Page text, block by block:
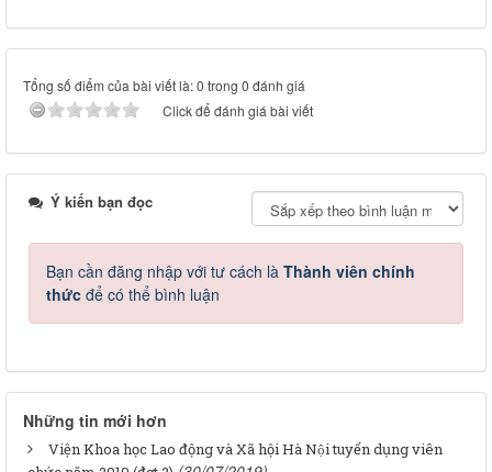
Tổng số điểm của bài viết là: 0 trong 0 đánh giá
Click để đánh giá bài viết
Ý kiến bạn đọc
Bạn cần đăng nhập với tư cách là Thành viên chính
thức để có thể bình luận
Những tin mới hơn
Viện Khoa học Lao động và Xã hội Hà Nội tuyển dụng viên